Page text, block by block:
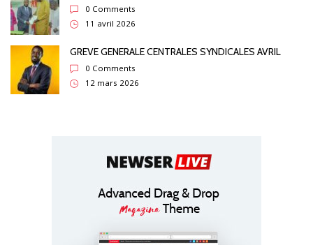
0 Comments
11 avril 2026
GREVE GENERALE CENTRALES SYNDICALES AVRIL
0 Comments
12 mars 2026